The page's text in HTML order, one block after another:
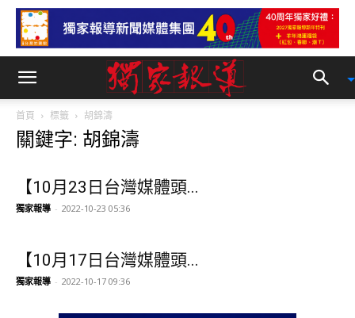
首頁 標籤 胡錦濤
關鍵字: 胡錦濤
【10月23日台灣媒體頭...
獨家報導 - 2022-10-23 05:36
【10月17日台灣媒體頭...
獨家報導 - 2022-10-17 09:36